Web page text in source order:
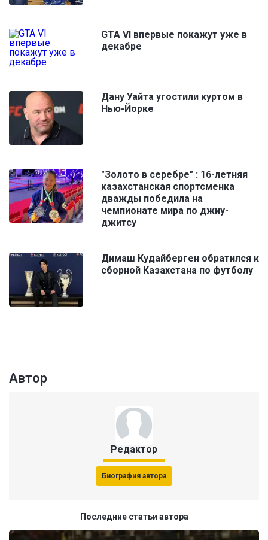
GTA VI впервые покажут уже в
декабре
Дану Уайта угостили куртом в
Нью-Йорке
"Золото в серебре" : 16-летняя
казахстанская спортсменка
дважды победила на
чемпионате мира по джиу-
джитсу
Димаш Кудайберген обратился к
сборной Казахстана по футболу
Автор
Редактор
Биография автора
Последние статьи автора